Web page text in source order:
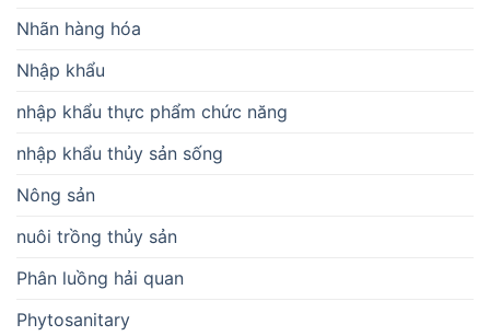
Nhãn hàng hóa
Nhập khẩu
nhập khẩu thực phẩm chức năng
nhập khẩu thủy sản sống
Nông sản
nuôi trồng thủy sản
Phân luồng hải quan
Phytosanitary